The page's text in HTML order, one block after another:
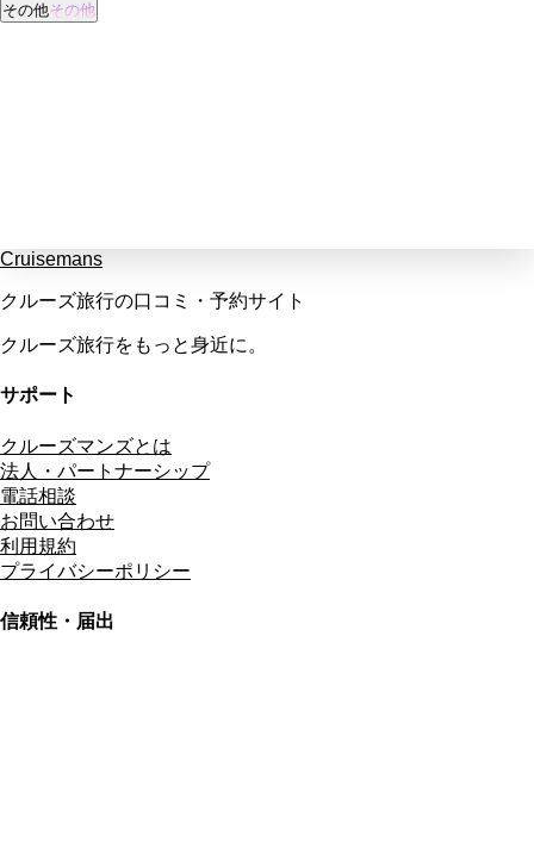
その他その他
Cruisemans
クルーズ旅行の口コミ・予約サイト
クルーズ旅行をもっと身近に。
サポート
クルーズマンズとは
法人・パートナーシップ
電話相談
お問い合わせ
利用規約
プライバシーポリシー
信頼性・届出